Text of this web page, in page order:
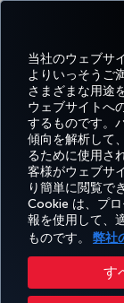
当社のウェブサ
よりいっそうご
さまざまな用途
ウェブサイトへ
するものです。
傾向を解析して
るために使用さ
客様がウェブサ
り簡単に閲覧で
Cookie は、プ
報を使用して、
ものです。
弊社
す
予約
と管
エクス
ペリエ
ンス
お
報
プライ
Cookie